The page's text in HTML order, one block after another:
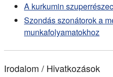
A kurkumin
Szondás szonátorok a
munkafolyamatokhoz
Irodalom / Hivatkozások